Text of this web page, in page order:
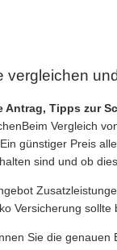
vergleichen
Antrag, Tipps zur
Beim Vergleich
günstiger Preis
sind und ob
Versicherung
Sie die